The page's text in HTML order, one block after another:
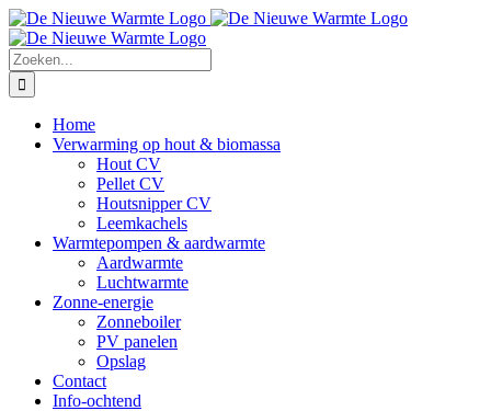
Ga
naar
inhoud
Zoeken
naar:
Home
Verwarming op hout & biomassa
Hout CV
Pellet CV
Houtsnipper CV
Leemkachels
Warmtepompen & aardwarmte
Aardwarmte
Luchtwarmte
Zonne-energie
Zonneboiler
PV panelen
Opslag
Contact
Info-ochtend